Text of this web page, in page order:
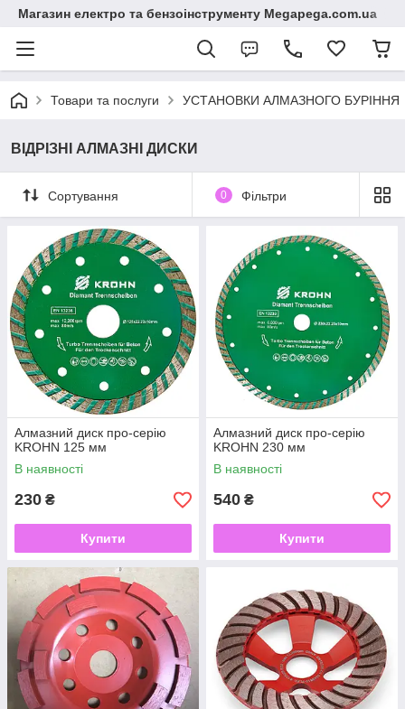
Магазин електро та бензоінструменту Megapega.com.ua
Товари та послуги УСТАНОВКИ АЛМАЗНОГО БУРІННЯ
ВІДРІЗНІ АЛМАЗНІ ДИСКИ
Сортування 0 Фільтри
Алмазний диск про-серію
KROHN 125 мм
В наявності
230 ₴
Купити
Алмазний диск про-серію
KROHN 230 мм
В наявності
540 ₴
Купити